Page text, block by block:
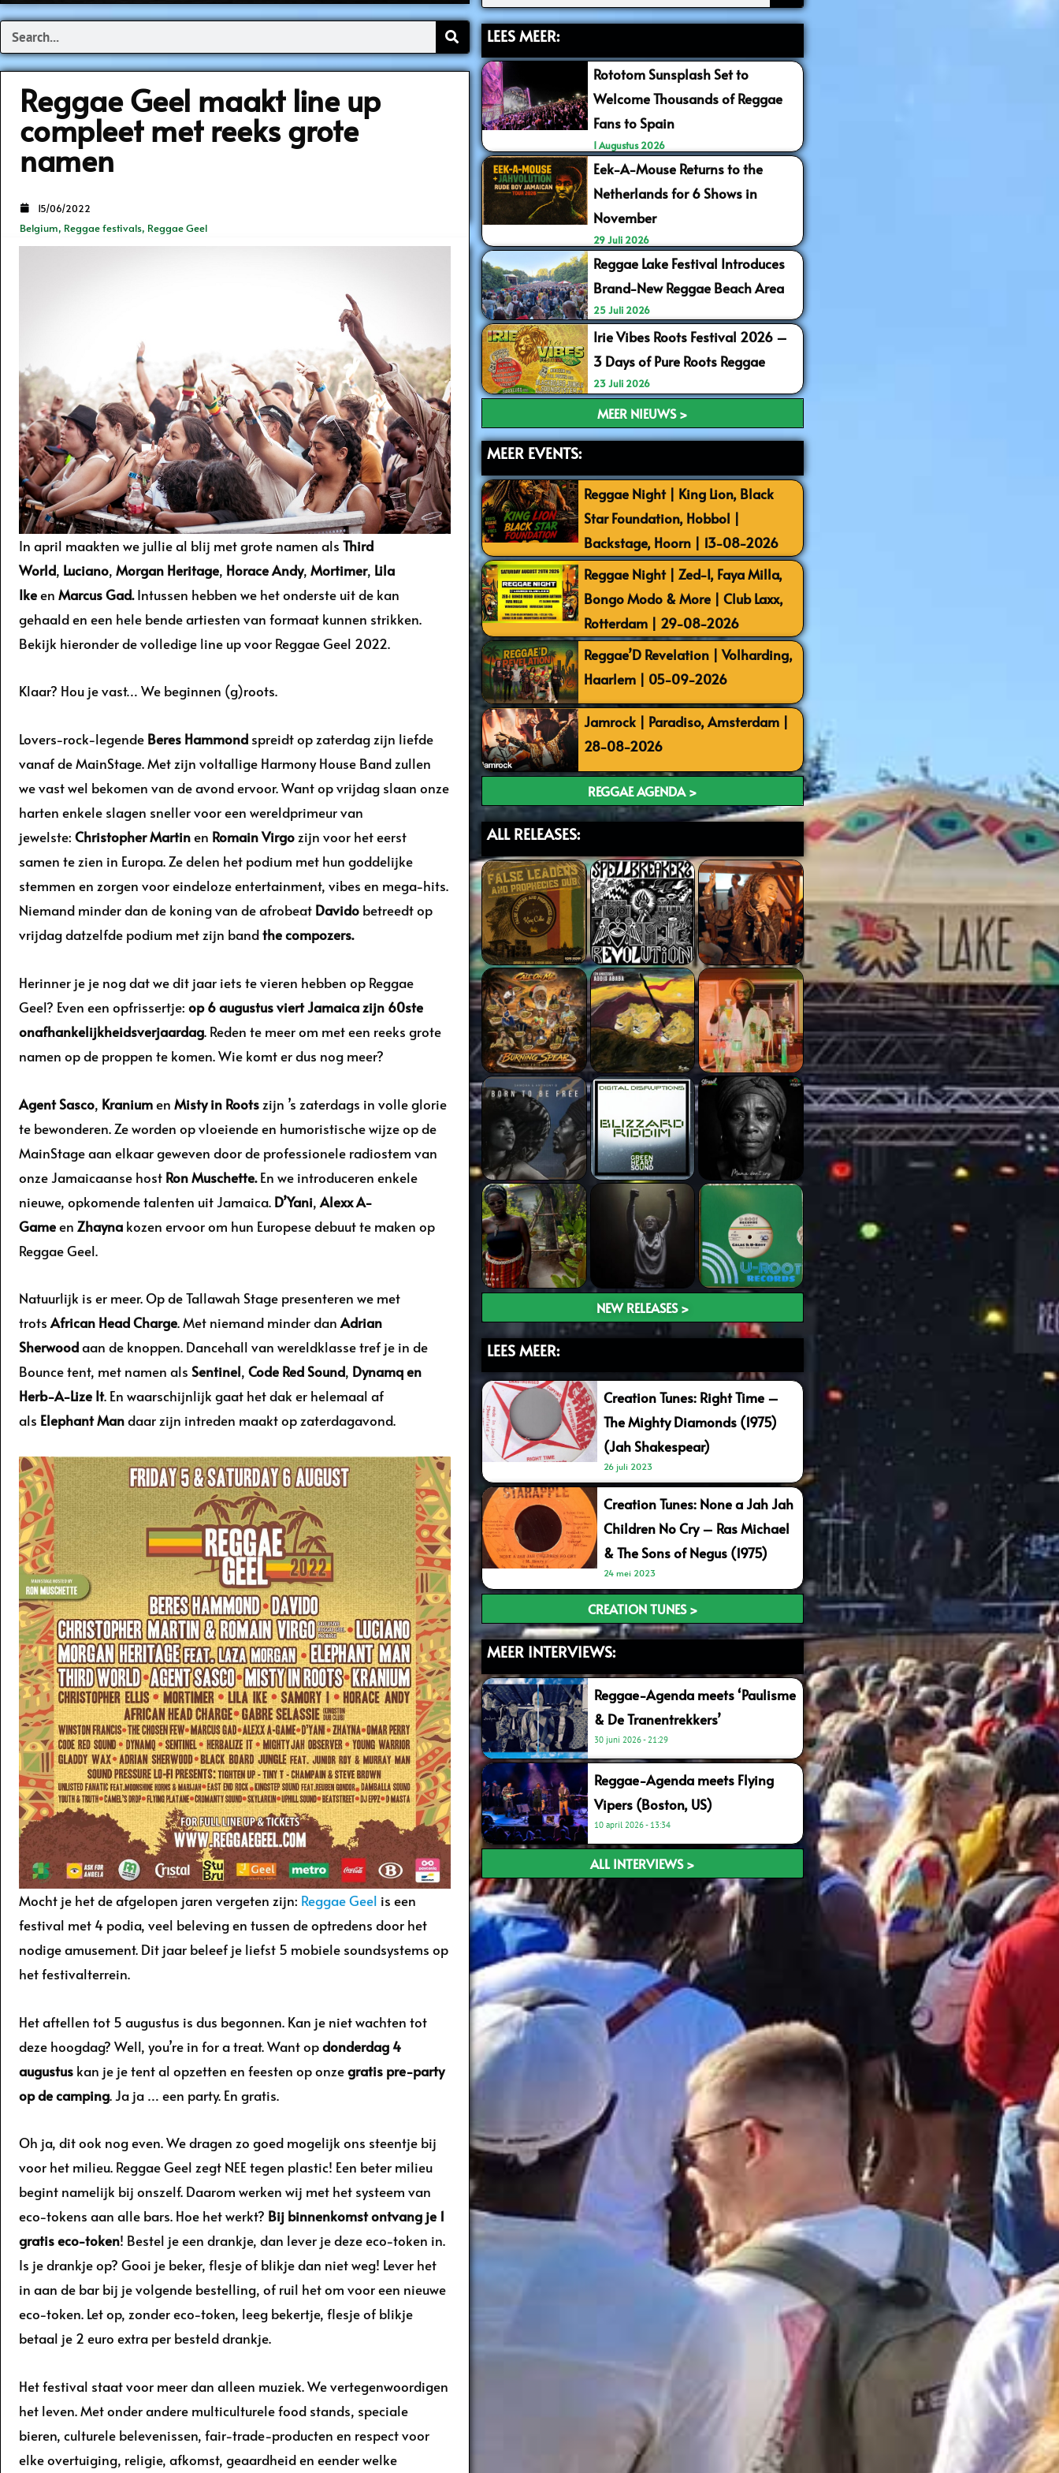
Search
Reggae Geel maakt line up
compleet met reeks grote
namen
Belgium, Reggae festivals, Reggae Geel
15/06/2022
In april maakten we jullie al blij met grote namen als Third
World, Luciano, Morgan Heritage, Horace Andy, Mortimer, Lila
Ikeen Marcus Gad.Intussen hebben we het onderste uit de kan
gehaald en een hele bende artiesten van formaat kunnen strikken.
Bekijk hieronder de volledige line up voor Reggae Geel 2022.
Klaar? Hou je vast… We beginnen (g)roots.
Lovers-rock-legende Beres Hammond spreidt op zaterdag zijn liefde
vanaf de MainStage. Met zijn voltallige Harmony House Band zullen
we vast wel bekomen van de avond ervoor. Want op vrijdag slaan onze
harten enkele slagen sneller voor een wereldprimeur van
jewelste: Christopher Martinen Romain Virgozijn voor het eerst
samen te zien in Europa. Ze delen het podium met hun goddelijke
stemmen en zorgen voor eindeloze entertainment, vibes en mega-hits.
Niemand minder dan de koning van de afrobeat Davido betreedt op
vrijdag datzelfde podium met zijn bandthe compozers.
Herinner je je nog dat we dit jaar iets te vieren hebben op Reggae
Geel? Even een opfrissertje: op 6 augustus viert Jamaica zijn 60ste
onafhankelijkheidsverjaardag. Reden te meer om met een reeks grote
namen op de proppen te komen. Wie komt er dus nog meer?
Agent Sasco, Kraniumen Misty in Roots zijn ’s zaterdags in volle glorie
te bewonderen. Ze worden op vloeiende en humoristische wijze op de
MainStage aan elkaar geweven door de professionele radiostem van
onze Jamaicaanse host Ron Muschette.En we introduceren enkele
nieuwe, opkomende talenten uit Jamaica. D’Yani, Alexx A-
Gameen Zhayna kozen ervoor om hun Europese debuut te maken op
Reggae Geel.
Natuurlijk is er meer. Op de Tallawah Stage presenteren we met
trotsAfrican Head Charge. Met niemand minder danAdrian
Sherwoodaan de knoppen. Dancehall van wereldklasse tref je in de
Bounce tent, met namen als Sentinel, Code Red Sound, Dynamq en
Herb-A-Lize It. En waarschijnlijk gaat het dak er helemaal af
als Elephant Mandaar zijn intreden maakt op zaterdagavond.
Mocht je het de afgelopen jaren vergeten zijn: Reggae Geel is een
festival met 4 podia, veel beleving en tussen de optredens door het
nodige amusement. Dit jaar beleef je liefst 5 mobiele soundsystems op
het festivalterrein.
Het aftellen tot 5 augustus is dus begonnen. Kan je niet wachten tot
deze hoogdag? Well, you’re in for a treat. Want opdonderdag 4
augustus kan je je tent al opzetten en feesten op onzegratis pre-party
op de camping. Ja ja … een party. En gratis.
Oh ja, dit ook nog even. We dragen zo goed mogelijk ons steentje bij
voor het milieu. Reggae Geel zegt NEE tegen plastic! Een beter milieu
begint namelijk bij onszelf. Daarom werken wij met het systeem van
eco-tokens aan alle bars. Hoe het werkt? Bij binnenkomst ontvang je 1
gratis eco-token! Bestel je een drankje, dan lever je deze eco-token in.
Is je drankje op? Gooi je beker, flesje of blikje dan niet weg! Lever het
in aan de bar bij je volgende bestelling, of ruil het om voor een nieuwe
eco-token. Let op, zonder eco-token, leeg bekertje, flesje of blikje
betaal je 2 euro extra per besteld drankje.
Het festival staat voor meer dan alleen muziek. We vertegenwoordigen
het leven. Met onder andere multiculturele food stands, speciale
bieren, culturele belevenissen, fair-trade-producten en respect voor
elke overtuiging, religie, afkomst, geaardheid en eender welke
LEES MEER:
Rototom Sunsplash Set to
Welcome Thousands of Reggae
Fans to Spain
1 Augustus 2026
Eek-A-Mouse Returns to the
Netherlands for 6 Shows in
November
29 Juli 2026
Reggae Lake Festival Introduces
Brand-New Reggae Beach Area
25 Juli 2026
Irie Vibes Roots Festival 2026 –
3 Days of Pure Roots Reggae
23 Juli 2026
MEER NIEUWS >
MEER EVENTS:
Reggae Night | King Lion, Black
Star Foundation, Hobbol |
Backstage, Hoorn | 13-08-2026
Reggae Night | Zed-I, Faya Milla,
Bongo Modo & More | Club Laxx,
Rotterdam | 29-08-2026
Reggae’D Revelation | Volharding,
Haarlem | 05-09-2026
Jamrock | Paradiso, Amsterdam |
28-08-2026
REGGAE AGENDA >
ALL RELEASES:
NEW RELEASES >
LEES MEER:
Creation Tunes: Right Time –
The Mighty Diamonds (1975)
(Jah Shakespear)
26 juli 2023
Creation Tunes: None a Jah Jah
Children No Cry – Ras Michael
& The Sons of Negus (1975)
24 mei 2023
CREATION TUNES >
MEER INTERVIEWS:
Reggae-Agenda meets ‘Paulisme
& De Tranentrekkers’
30 juni 2026 21:29
Reggae-Agenda meets Flying
Vipers (Boston, US)
10 april 2026 13:34
ALL INTERVIEWS >